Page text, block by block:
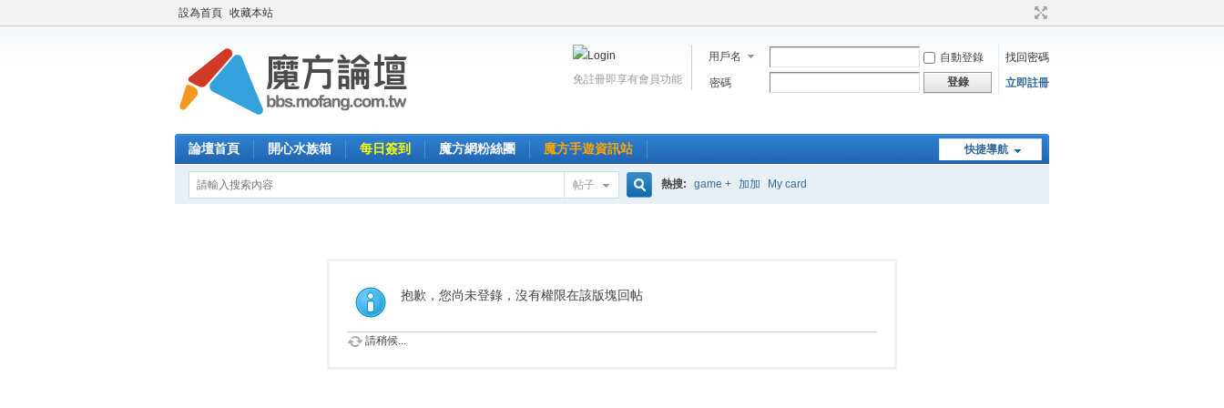
設為首頁 收藏本站
用戶名 自動登錄
找回密碼
密碼
登錄 立即註冊
免註冊即享有會員功能
快捷導航
論壇首頁 開心水族箱 每日簽到 魔方網粉絲團 魔方手遊資訊站
帖子
索
熱搜: game + 加加 My card
抱歉，您尚未登錄，沒有權限在該版塊回帖
請稍候...